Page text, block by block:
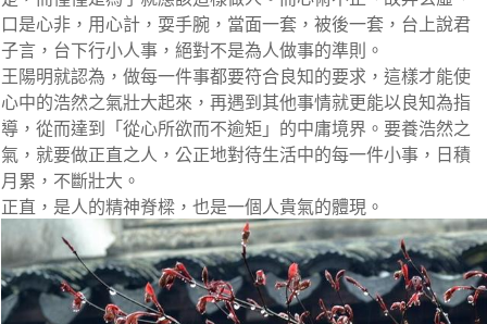
口是心非，用心計，耍手腕，當面一套，被後一套，台上說君
子言，台下行小人事，絕對不是為人做事的準則。
王陽明就認為，做每一件事都要符合良知的要求，這樣才能使
心中的浩然之氣壯大起來，再遇到其他事情就更能以良知為指
導，從而達到「從心所欲而不逾矩」的中庸境界。要養浩然之
氣，就要做正直之人，公正地對待生活中的每一件小事，日積
月累，不斷壯大。
正直，是人的精神脊樑，也是一個人貴氣的體現。